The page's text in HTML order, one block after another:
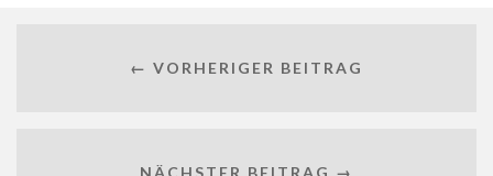
← VORHERIGER BEITRAG